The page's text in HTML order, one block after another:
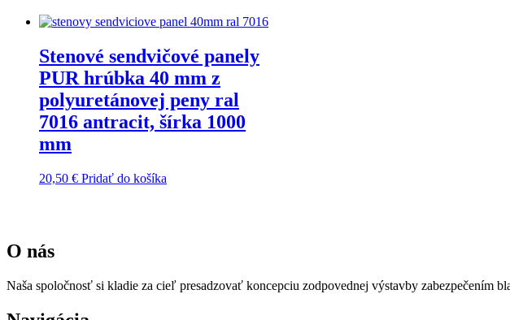
Stenové sendvičové panely
PUR hrúbka 40 mm z
polyuretánovej peny ral
7016 antracit, šírka 1000
mm
20,50 € Pridať do košíka
O nás
Naša spoločnosť si kladie za cieľ presadzovať koncepciu zodpovednej výstavby zabezpečením